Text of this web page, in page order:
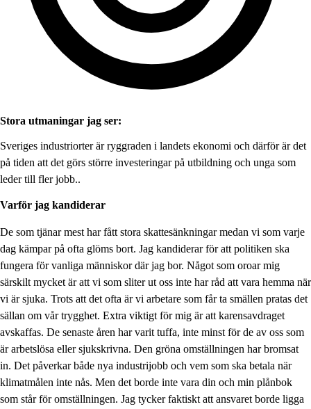
Stora utmaningar jag ser:
Sveriges industriorter är ryggraden i landets ekonomi och därför är det
på tiden att det görs större investeringar på utbildning och unga som
leder till fler jobb..
Varför jag kandiderar
De som tjänar mest har fått stora skattesänkningar medan vi som varje
dag kämpar på ofta glöms bort. Jag kandiderar för att politiken ska
fungera för vanliga människor där jag bor. Något som oroar mig
särskilt mycket är att vi som sliter ut oss inte har råd att vara hemma när
vi är sjuka. Trots att det ofta är vi arbetare som får ta smällen pratas det
sällan om vår trygghet. Extra viktigt för mig är att karensavdraget
avskaffas. De senaste åren har varit tuffa, inte minst för de av oss som
är arbetslösa eller sjukskrivna. Den gröna omställningen har bromsat
in. Det påverkar både nya industrijobb och vem som ska betala när
klimatmålen inte nås. Men det borde inte vara din och min plånbok
som står för omställningen. Jag tycker faktiskt att ansvaret borde ligga